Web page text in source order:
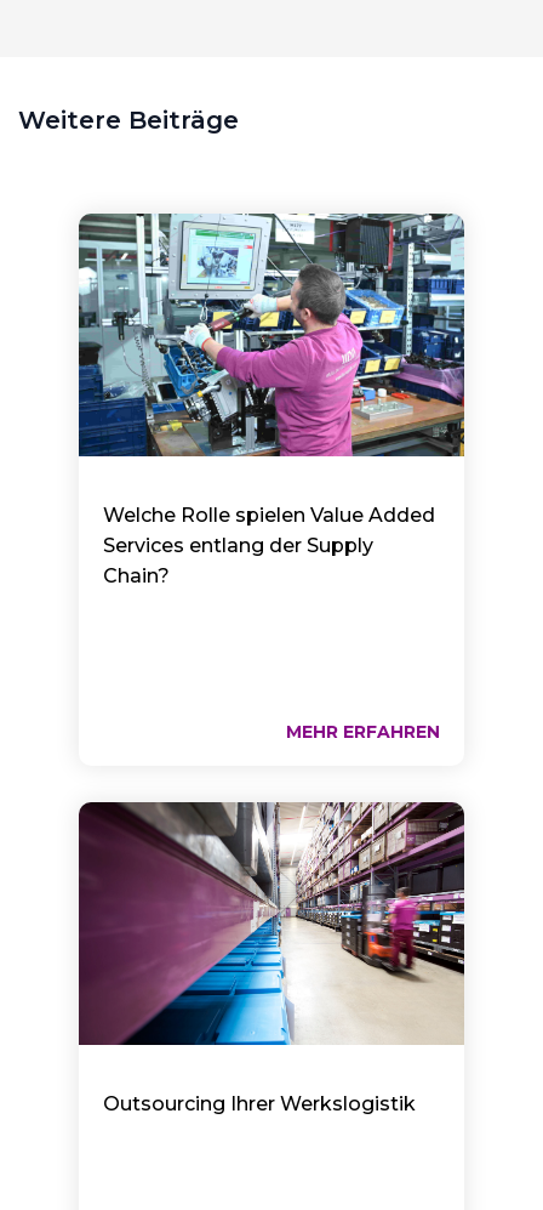
Weitere Beiträge
Welche Rolle spielen Value Added
Services entlang der Supply
Chain?
MEHR ERFAHREN
Outsourcing Ihrer Werkslogistik